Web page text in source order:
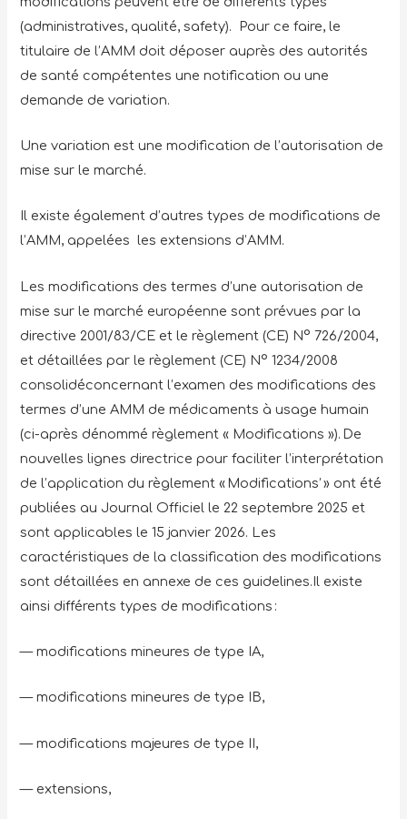
(administratives, qualité, safety). Pour ce faire, le
titulaire de l’AMM doit déposer auprès des autorités
de santé compétentes une notification ou une
demande de variation.
Une variation est une modification de l’autorisation de
mise sur le marché.
Il existe également d’autres types de modifications de
l’AMM, appelées les extensions d’AMM.
Les modifications des termes d’une autorisation de
mise sur le marché européenne sont prévues par la
directive 2001/83/CE et le règlement (CE) N° 726/2004,
et détaillées par le règlement (CE) N° 1234/2008
consolidéconcernant l’examen des modifications des
termes d’une AMM de médicaments à usage humain
(ci-après dénommé règlement « Modifications »). De
nouvelles lignes directrice pour faciliter l’interprétation
de l’application du règlement « Modifications’ » ont été
publiées au Journal Officiel le 22 septembre 2025 et
sont applicables le 15 janvier 2026. Les
caractéristiques de la classification des modifications
sont détaillées en annexe de ces guidelines.Il existe
ainsi différents types de modifications :
— modifications mineures de type IA,
— modifications mineures de type IB,
— modifications majeures de type II,
— extensions,